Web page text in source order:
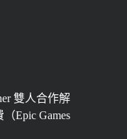
雙人合作解
Epic Games